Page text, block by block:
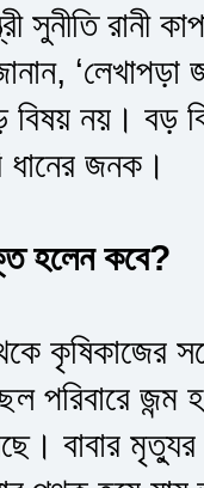
সুনীতি রানী
‘লেখাপড়া
নয়। বড়
ধানের জনক।
হলেন কবে?
কৃষিকাজের
পরিবারে জন্ম
বাবার